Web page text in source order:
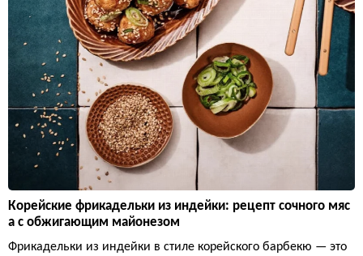
Корейские фрикадельки из индейки: рецепт сочного мяс
а с обжигающим майонезом
Фрикадельки из индейки в стиле корейского барбекю — это